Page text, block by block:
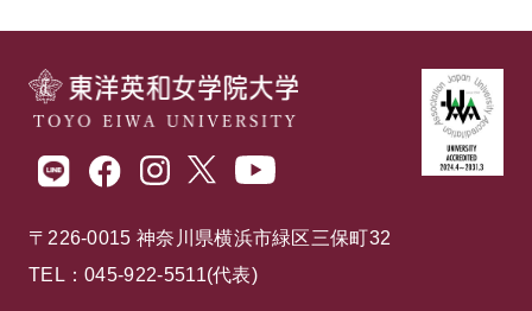
〒226-0015 神奈川県横浜市緑区三保町32
TEL：045-922-5511(代表)